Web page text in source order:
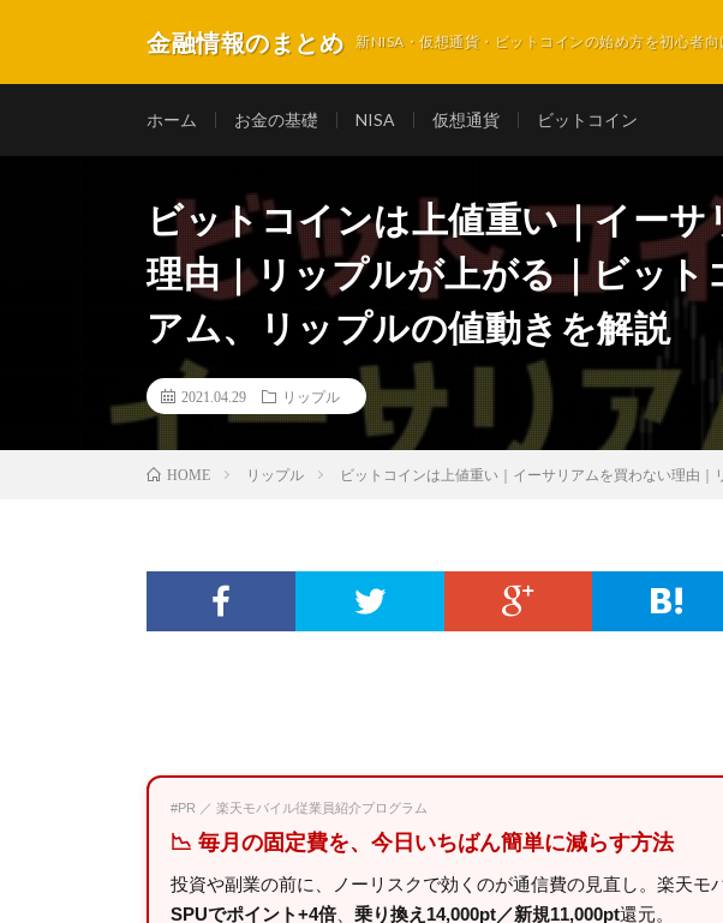
金融情報のまとめ 新NISA・仮想通貨・ビットコインの始め方を初心者
ホーム お金の基礎 NISA 仮想通貨 ビットコイン
ビットコインは上値重い｜イー
理由｜リップルが上がる｜ビット
アム、リップルの値動きを解説
2021.04.29 リップル
HOME リップル ビットコインは上値重い｜イーサリアムを買わない理由
#PR ／ 楽天モバイル従業員紹介プログラム
📉 毎月の固定費を、今日いちばん簡単に減らす方法
投資や副業の前に、ノーリスクで効くのが通信費の見直し。楽天モ
SPUでポイント+4倍
乗り換え14,000pt／新規11,000pt還元。